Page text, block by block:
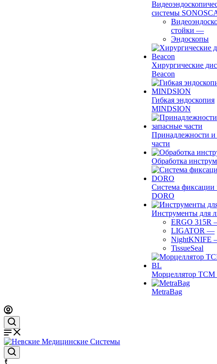
системы
стойки —
Эндоскопы
Хирургические
Beacon
Гибкая эндоскопия
MINDSION
Принадлежности и
части
Обработка
Система фиксации
DORO
Инструменты для
ERGO 315R
LIGATOR —
NightKNIFE
TissueSeal
Морцеллятор ТСМ
MetraBag